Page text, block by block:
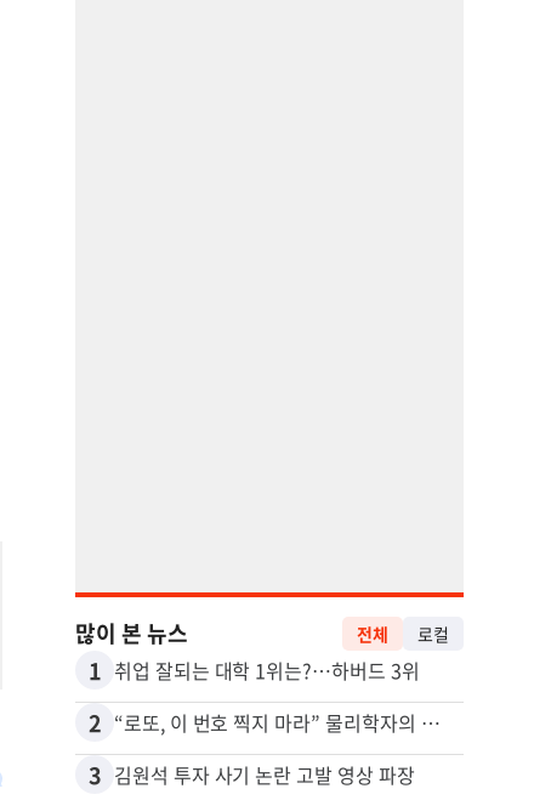
많이 본 뉴스 전체 로컬
1 취업 잘되는 대학 1위는?…하버드 3위
2 “로또, 이 번호 찍지 마라” 물리학자의 당첨금 높이는 비밀
3 김원석 투자 사기 논란 고발 영상 파장